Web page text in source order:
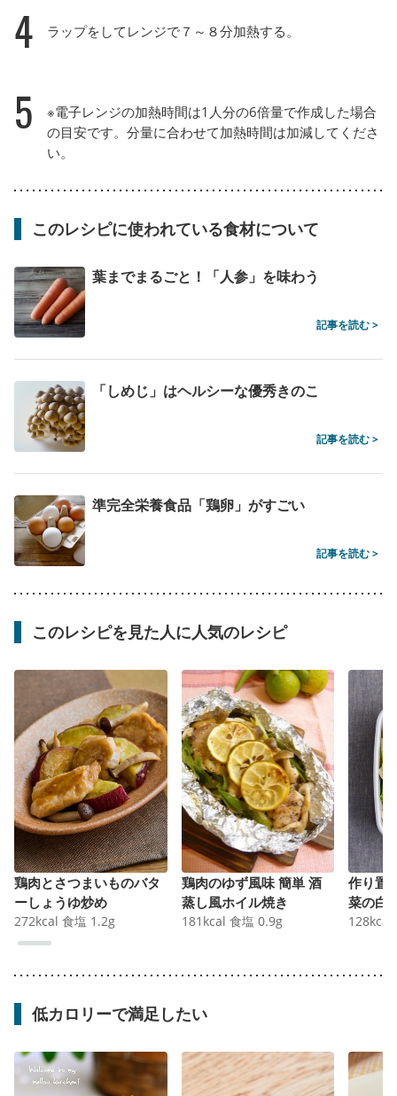
4 ラップをしてレンジで７～８分加熱する。
5
※電子レンジの加熱時間は1人分の6倍量で作成した場合
の目安です。分量に合わせて加熱時間は加減してくださ
い。
このレシピに使われている食材について
葉までまるごと！「人参」を味わう
記事を読む >
「しめじ」はヘルシーな優秀きのこ
記事を読む >
準完全栄養食品「鶏卵」がすごい
記事を読む >
このレシピを見た人に人気のレシピ
鶏肉とさつまいものバタ
ーしょうゆ炒め
272kcal 食塩 1.2g
鶏肉のゆず風味 簡単 酒
蒸し風ホイル焼き
181 kcal 食塩 0.9g
作り置
菜の白
128kcal
低カロリーで満足したい